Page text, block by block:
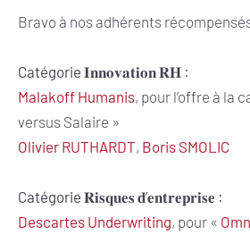
Bravo à nos adhérents
Catégorie 𝐈𝐧𝐧𝐨𝐯𝐚𝐭𝐢𝐨𝐧 𝐑𝐇 :
Malakoff Humanis, pour l’offre à la
versus Salaire »
Olivier RUTHARDT, Boris SMOLIC
Catégorie 𝐑𝐢𝐬𝐪𝐮𝐞𝐬 𝐝’𝐞𝐧𝐭𝐫𝐞𝐩𝐫𝐢𝐬𝐞 :
Descartes Underwriting, pour «